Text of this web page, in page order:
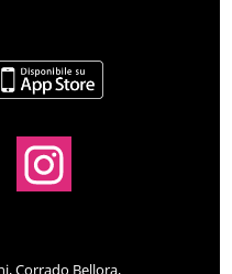
Corrado Bellora,